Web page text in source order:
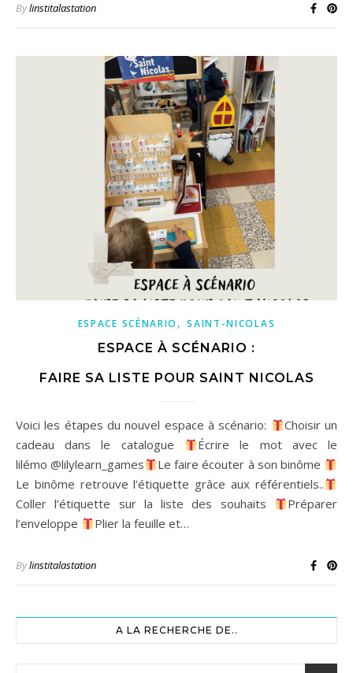
Bylinstitalastation
ESPACE SCÉNARIO ,SAINT-NICOLAS
ESPACE À SCÉNARIO :
FAIRE SA LISTE POUR SAINT NICOLAS
Voici les étapes du nouvel espace à scénario:
Choisir un
cadeau dans le catalogue
Écrire le mot avec le
lilémo @lilylearn_games
Le faire écouter à son binôme
Le binôme retrouve l’étiquette grâce aux référentiels..
Coller l’étiquette sur la liste des souhaits
Préparer
l’enveloppe
Plier la feuille et…
Bylinstitalastation
A LA RECHERCHE DE..